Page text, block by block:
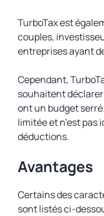
TurboTax est
couples,
entreprises ayant
Cependant,
souhaitent
ont un budget
limitée et n’est pas
déductions.
Avantages
Certains des
sont listés ci-